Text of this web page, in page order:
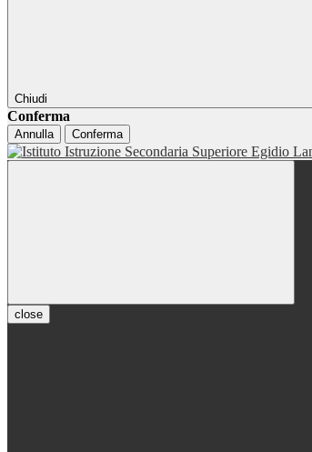
Chiudi
Conferma
Annulla Conferma
close